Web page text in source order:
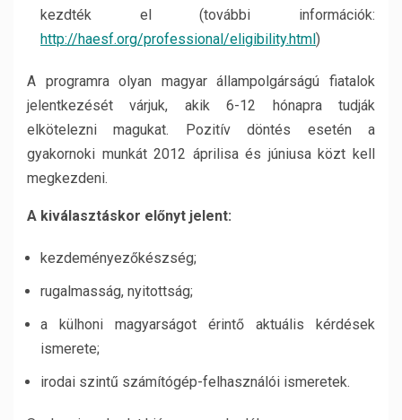
kezdték el (további információk:
http://haesf.org/professional/eligibility.html)
A programra olyan magyar állampolgárságú fiatalok
jelentkezését várjuk, akik 6-12 hónapra tudják
elkötelezni magukat. Pozitív döntés esetén a
gyakornoki munkát 2012 áprilisa és júniusa közt kell
megkezdeni.
A kiválasztáskor előnyt jelent:
kezdeményezőkészség;
rugalmasság, nyitottság;
a külhoni magyarságot érintő aktuális kérdések
ismerete;
irodai szintű számítógép-felhasználói ismeretek.